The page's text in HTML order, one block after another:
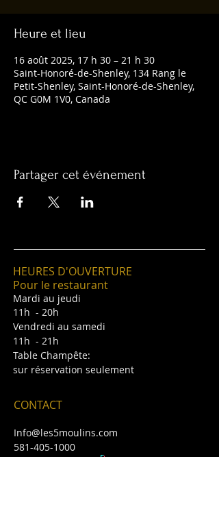
Heure et lieu
16 août 2025, 17 h 30 – 21 h 30
Saint-Honoré-de-Shenley, 134 Rang le
Petit-Shenley, Saint-Honoré-de-Shenley,
QC G0M 1V0, Canada
Partager cet événement
HEURES D'OUVERTURE
Pour le restaurant
Mardi au jeudi
11h - 20h
Vendredi au samedi
11h - 21h
Table Champête:
sur réservation seulement
CONTACT
Info@les5moulins.com
581-405-1000